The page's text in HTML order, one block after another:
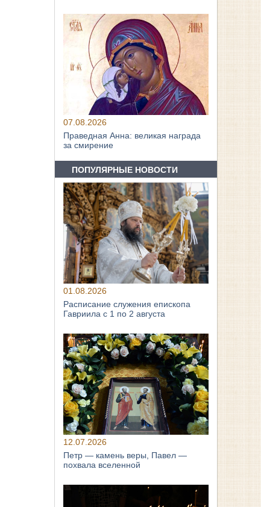
07.08.2026
Праведная Анна: великая награда
за смирение
ПОПУЛЯРНЫЕ НОВОСТИ
01.08.2026
Расписание служения епископа
Гавриила с 1 по 2 августа
12.07.2026
Петр — камень веры, Павел —
похвала вселенной